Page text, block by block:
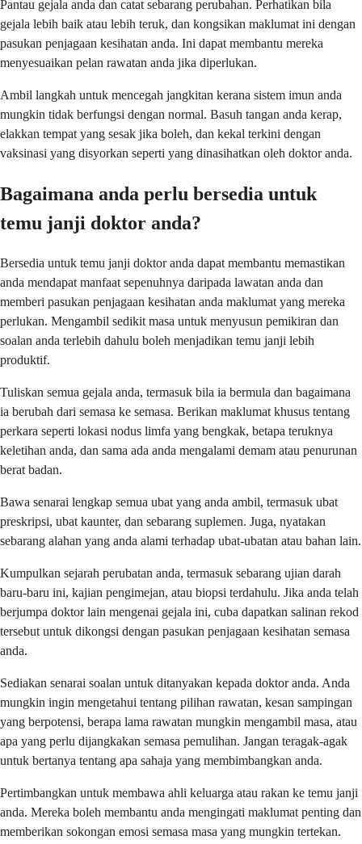
Pantau gejala anda dan catat sebarang perubahan. Perhatikan bila
gejala lebih baik atau lebih teruk, dan kongsikan maklumat ini dengan
pasukan penjagaan kesihatan anda. Ini dapat membantu mereka
menyesuaikan pelan rawatan anda jika diperlukan.
Ambil langkah untuk mencegah jangkitan kerana sistem imun anda
mungkin tidak berfungsi dengan normal. Basuh tangan anda kerap,
elakkan tempat yang sesak jika boleh, dan kekal terkini dengan
vaksinasi yang disyorkan seperti yang dinasihatkan oleh doktor anda.
Bagaimana anda perlu bersedia untuk
temu janji doktor anda?
Bersedia untuk temu janji doktor anda dapat membantu memastikan
anda mendapat manfaat sepenuhnya daripada lawatan anda dan
memberi pasukan penjagaan kesihatan anda maklumat yang mereka
perlukan. Mengambil sedikit masa untuk menyusun pemikiran dan
soalan anda terlebih dahulu boleh menjadikan temu janji lebih
produktif.
Tuliskan semua gejala anda, termasuk bila ia bermula dan bagaimana
ia berubah dari semasa ke semasa. Berikan maklumat khusus tentang
perkara seperti lokasi nodus limfa yang bengkak, betapa teruknya
keletihan anda, dan sama ada anda mengalami demam atau penurunan
berat badan.
Bawa senarai lengkap semua ubat yang anda ambil, termasuk ubat
preskripsi, ubat kaunter, dan sebarang suplemen. Juga, nyatakan
sebarang alahan yang anda alami terhadap ubat-ubatan atau bahan lain.
Kumpulkan sejarah perubatan anda, termasuk sebarang ujian darah
baru-baru ini, kajian pengimejan, atau biopsi terdahulu. Jika anda telah
berjumpa doktor lain mengenai gejala ini, cuba dapatkan salinan rekod
tersebut untuk dikongsi dengan pasukan penjagaan kesihatan semasa
anda.
Sediakan senarai soalan untuk ditanyakan kepada doktor anda. Anda
mungkin ingin mengetahui tentang pilihan rawatan, kesan sampingan
yang berpotensi, berapa lama rawatan mungkin mengambil masa, atau
apa yang perlu dijangkakan semasa pemulihan. Jangan teragak-agak
untuk bertanya tentang apa sahaja yang membimbangkan anda.
Pertimbangkan untuk membawa ahli keluarga atau rakan ke temu janji
anda. Mereka boleh membantu anda mengingati maklumat penting dan
memberikan sokongan emosi semasa masa yang mungkin tertekan.